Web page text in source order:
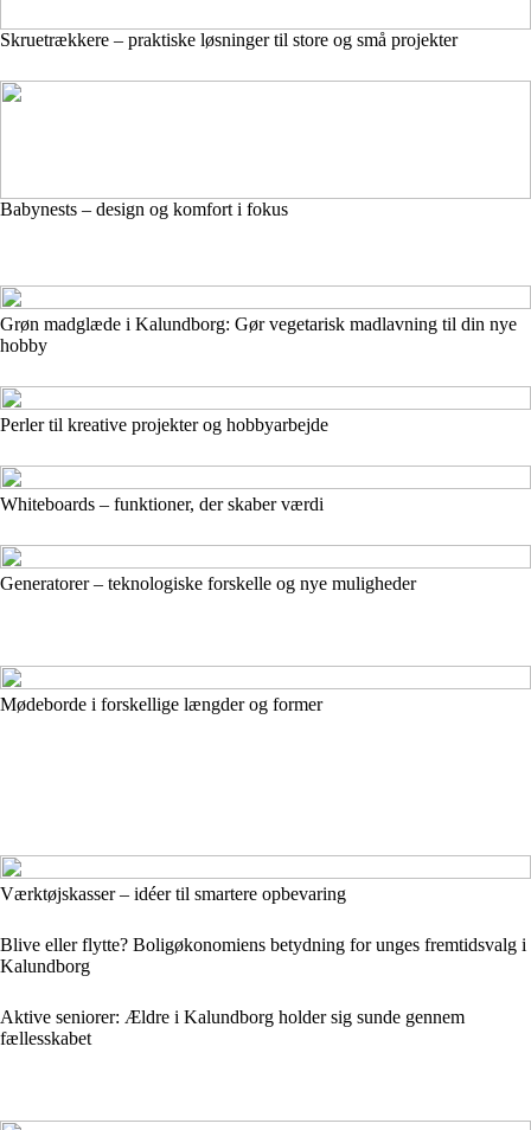
Skruetrækkere – praktiske løsninger til store og små projekter
Babynests – design og komfort i fokus
Grøn madglæde i Kalundborg: Gør vegetarisk madlavning til din nye
hobby
Perler til kreative projekter og hobbyarbejde
Whiteboards – funktioner, der skaber værdi
Generatorer – teknologiske forskelle og nye muligheder
Mødeborde i forskellige længder og former
Værktøjskasser – idéer til smartere opbevaring
Blive eller flytte? Boligøkonomiens betydning for unges fremtidsvalg i
Kalundborg
Aktive seniorer: Ældre i Kalundborg holder sig sunde gennem
fællesskabet